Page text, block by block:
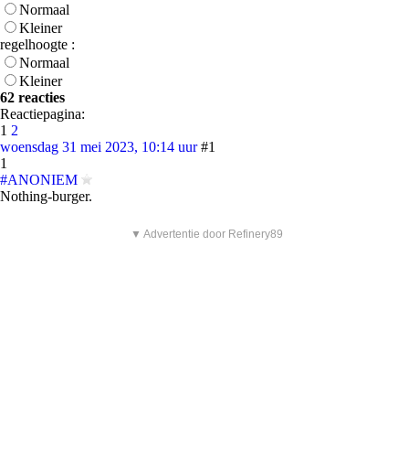
Normaal
Kleiner
regelhoogte :
Normaal
Kleiner
62 reacties
Reactiepagina:
1 2
woensdag 31 mei 2023, 10:14 uur #1
1
#ANONIEM
Nothing-burger.
▼ Advertentie door Refinery89